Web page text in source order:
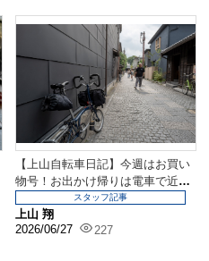
【上山自転車日記】今週はお買い
物号！お出かけ帰りは電車で近く
の駅までひとっ飛びサ...
上山 翔
2026/06/27
227
スタッフ記事